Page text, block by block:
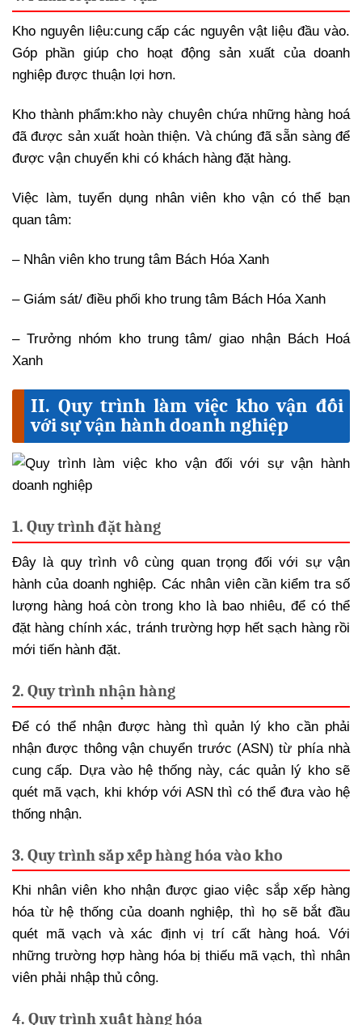
Kho nguyên liệu:cung cấp các nguyên vật liệu đầu vào.
Góp phần giúp cho hoạt động sản xuất của doanh
nghiệp được thuận lợi hơn.
Kho thành phẩm:kho này chuyên chứa những hàng hoá
đã được sản xuất hoàn thiện. Và chúng đã sẵn sàng để
được vận chuyển khi có khách hàng đặt hàng.
Việc làm, tuyển dụng nhân viên kho vận có thể bạn
quan tâm:
– Nhân viên kho trung tâm Bách Hóa Xanh
– Giám sát/ điều phối kho trung tâm Bách Hóa Xanh
– Trưởng nhóm kho trung tâm/ giao nhận Bách Hoá
Xanh
II. Quy trình làm việc kho vận đối
với sự vận hành doanh nghiệp
1. Quy trình đặt hàng
Đây là quy trình vô cùng quan trọng đối với sự vận
hành của doanh nghiệp. Các nhân viên cần kiểm tra số
lượng hàng hoá còn trong kho là bao nhiêu, để có thể
đặt hàng chính xác, tránh trường hợp hết sạch hàng rồi
mới tiến hành đặt.
2. Quy trình nhận hàng
Để có thể nhận được hàng thì quản lý kho cần phải
nhận được thông vận chuyển trước (ASN) từ phía nhà
cung cấp. Dựa vào hệ thống này, các quản lý kho sẽ
quét mã vạch, khi khớp với ASN thì có thể đưa vào hệ
thống nhận.
3. Quy trình sắp xếp hàng hóa vào kho
Khi nhân viên kho nhận được giao việc sắp xếp hàng
hóa từ hệ thống của doanh nghiệp, thì họ sẽ bắt đầu
quét mã vạch và xác định vị trí cất hàng hoá. Với
những trường hợp hàng hóa bị thiếu mã vạch, thì nhân
viên phải nhập thủ công.
4. Quy trình xuất hàng hóa